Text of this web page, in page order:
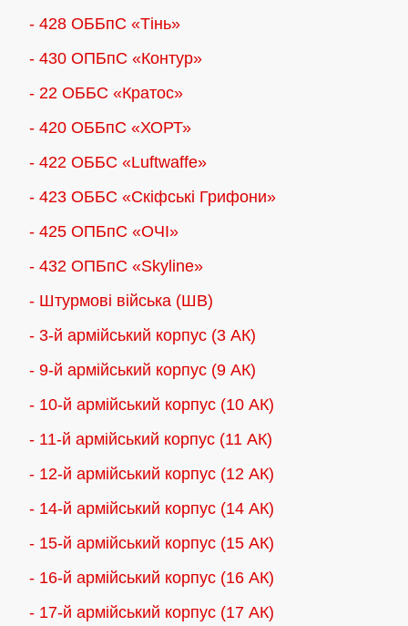
- 428 ОББпС «Тінь»
- 430 ОПБпС «Контур»
- 22 ОББС «Кратос»
- 420 ОББпС «ХОРТ»
- 422 ОББС «Luftwaffe»
- 423 ОББС «Скіфські Грифони»
- 425 ОПБпС «ОЧІ»
- 432 ОПБпС «Skyline»
- Штурмові війська (ШВ)
- 3-й армійський корпус (3 АК)
- 9-й армійський корпус (9 АК)
- 10-й армійський корпус (10 АК)
- 11-й армійський корпус (11 АК)
- 12-й армійський корпус (12 АК)
- 14-й армійський корпус (14 АК)
- 15-й армійський корпус (15 АК)
- 16-й армійський корпус (16 АК)
- 17-й армійський корпус (17 АК)